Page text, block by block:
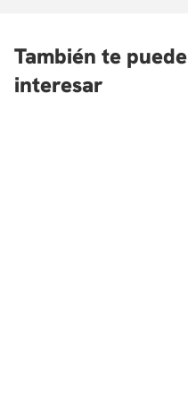
También te puede
interesar